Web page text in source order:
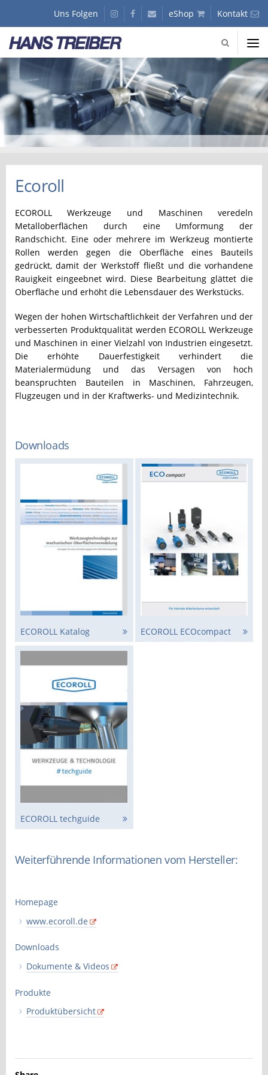
GmbH
Fachhandel
Präzisionswerkzeuge
Uns Folgen instagramfacebookKunden
Journal
eShop Kontakt
GmbH
-
Fachhandel
für
Präzisionswerkzeuge
Slider
Ecoroll
ECOROLL Werkzeuge und Maschinen veredeln
Metalloberflächen durch eine Umformung der
Randschicht. Eine oder mehrere im Werkzeug montierte
Rollen werden gegen die Oberfläche eines Bauteils
gedrückt, damit der Werkstoff fließt und die vorhandene
Rauigkeit eingeebnet wird. Diese Bearbeitung glättet die
Oberfläche und erhöht die Lebensdauer des Werkstücks.
Wegen der hohen Wirtschaftlichkeit der Verfahren und der
verbesserten Produktqualität werden ECOROLL Werkzeuge
und Maschinen in einer Vielzahl von Industrien eingesetzt.
Die erhöhte Dauerfestigkeit verhindert die
Materialermüdung und das Versagen von hoch
beanspruchten Bauteilen in Maschinen, Fahrzeugen,
Flugzeugen und in der Kraftwerks- und Medizintechnik.
Downloads
ECOROLL Katalog ECOROLL ECOcompact
ECOROLL techguide
Weiterführende Informationen vom Hersteller:
Homepage
www.ecoroll.de
Downloads
Dokumente & Videos
Produkte
Produktübersicht